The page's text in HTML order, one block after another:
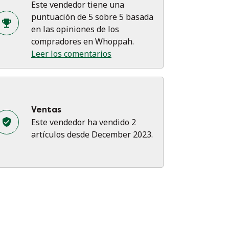
y acabado
profesionalmente, incluyendo
nuevo donde fue necesario
moderno
122 cm
Este vendedor tiene una
puntuación de 5 sobre 5 basada
en las opiniones de los
compradores en Whoppah.
Leer los comentarios
Ventas
Este vendedor ha vendido 2
artículos desde December 2023.